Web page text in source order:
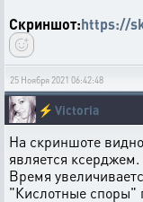
Скриншот:https://
25 Ноября 2021 06:42:48
⚡ Victoria
На скриншоте
является ксерджем.
Время
"Кислотные споры"